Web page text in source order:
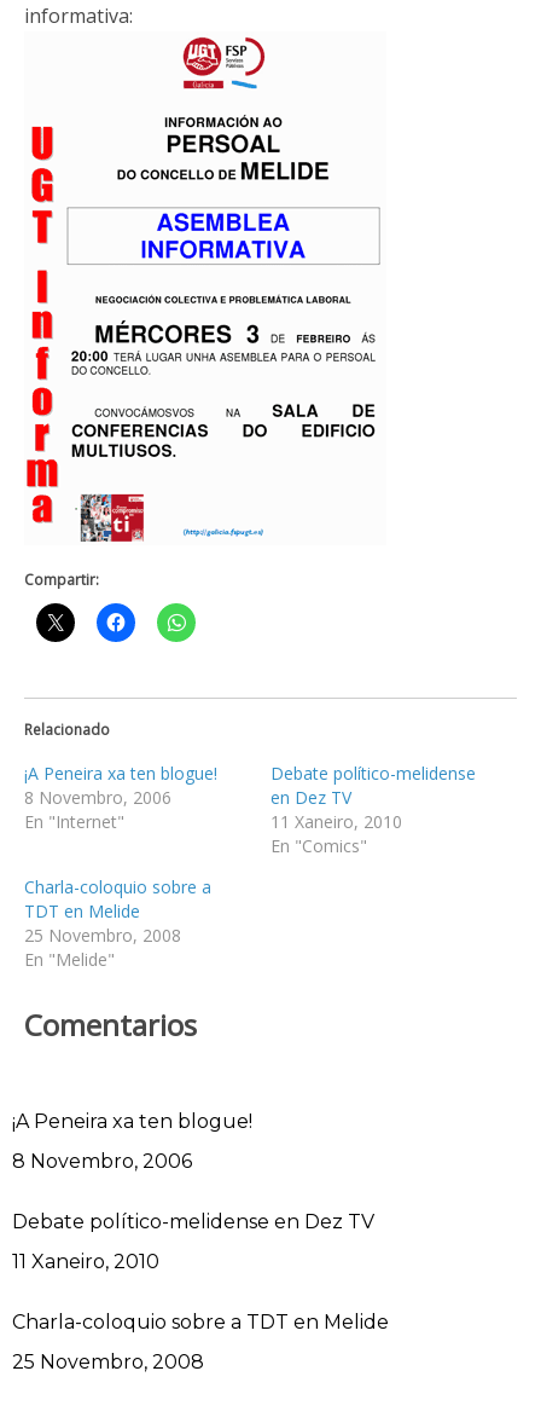
informativa:
Compartir:
Relacionado
¡A Peneira xa ten blogue!
8 Novembro, 2006
En "Internet"
Debate político-melidense
en Dez TV
11 Xaneiro, 2010
En "Comics"
Charla-coloquio sobre a
TDT en Melide
25 Novembro, 2008
En "Melide"
Comentarios
¡A Peneira xa ten blogue!
Data
8 Novembro, 2006
Debate político-melidense en Dez TV
Data
11 Xaneiro, 2010
Charla-coloquio sobre a TDT en Melide
Data
25 Novembro, 2008